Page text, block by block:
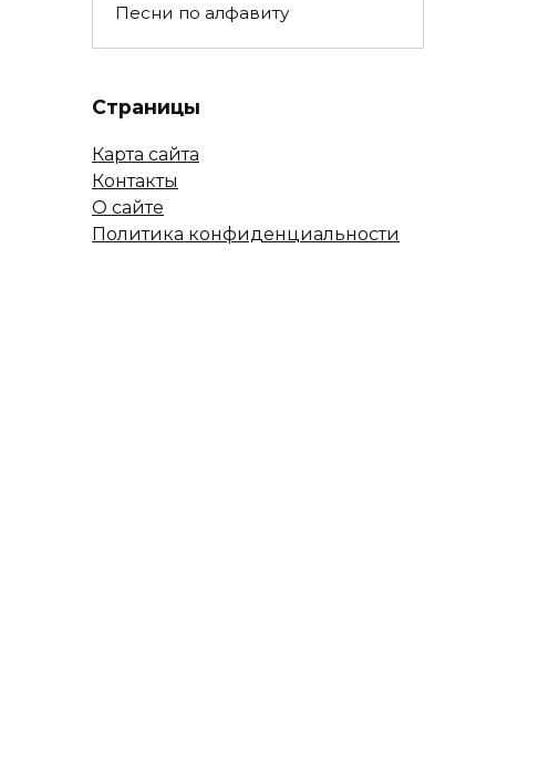
Песни по алфавиту
Страницы
Карта сайта
Контакты
О сайте
Политика конфиденциальности